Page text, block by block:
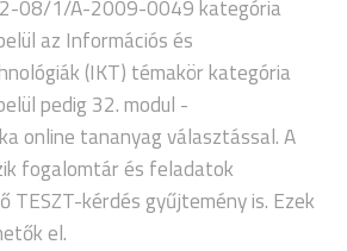
08/1/A-2009-0049 kategória
az Információs és
(IKT) témakör kategória
pedig 32. modul -
online tananyag választással. A
fogalomtár és feladatok
kérdés gyűjtemény is. Ezek
el.